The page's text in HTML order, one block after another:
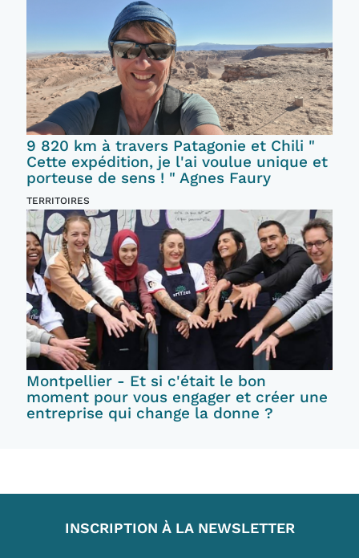
9 820 km à travers Patagonie et Chili "
Cette expédition, je l'ai voulue unique et
porteuse de sens ! " Agnes Faury
TERRITOIRES
Montpellier - Et si c'était le bon
moment pour vous engager et créer une
entreprise qui change la donne ?
INSCRIPTION À LA NEWSLETTER